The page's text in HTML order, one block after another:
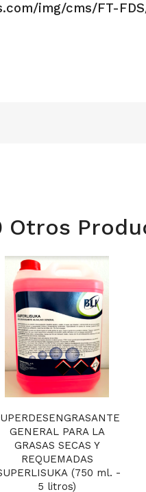
img/cms/FT-FDS/
Otros
GENERAL PARA LA
GRASAS SECAS Y
REQUEMADAS
(750 ml. -
5 litros)